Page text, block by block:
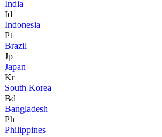
India
Id
Indonesia
Pt
Brazil
Jp
Japan
Kr
South Korea
Bd
Bangladesh
Ph
Philippines